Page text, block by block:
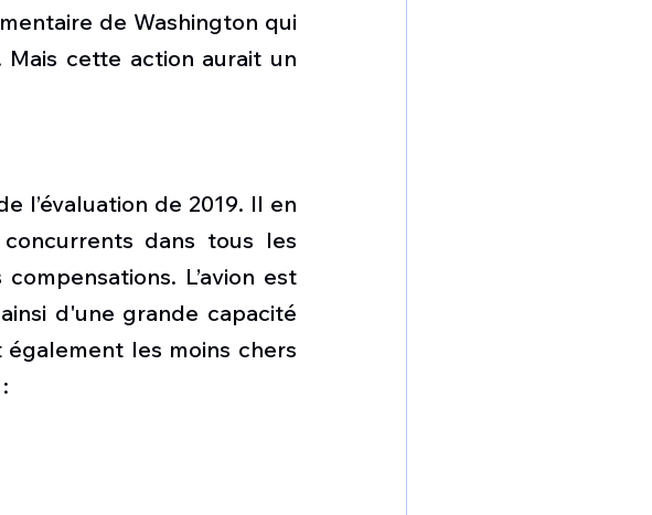
de Washington qui
cette action aurait un
l’évaluation de 2019. Il en
dans tous les
L’avion est
d'une grande capacité
également les moins chers